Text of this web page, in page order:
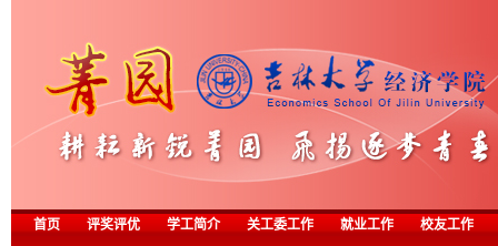
首页 评奖评优 学工简介 关工委工作 就业工作 校友工作